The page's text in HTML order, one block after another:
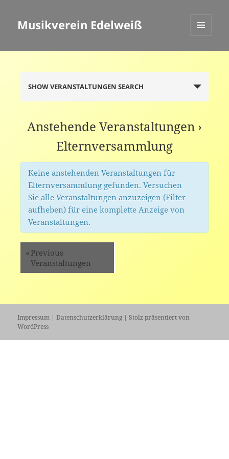
Musikverein Edelweiß
Suche
und
Navigation
SHOW VERANSTALTUNGEN SEARCH
Anstehende Veranstaltungen ›
Elternversammlung
Keine anstehenden Veranstaltungen für
Elternversammlung gefunden. Versuchen
Sie alle Veranstaltungen anzuzeigen (Filter
aufheben) für eine komplette Anzeige von
Veranstaltungen.
« Previous
Veranstaltungen
Impressum |Datenschutzerklärung |Stolz präsentiert von
WordPress